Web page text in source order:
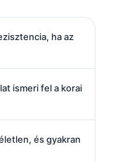
ha az
ismeri fel a korai
és gyakran